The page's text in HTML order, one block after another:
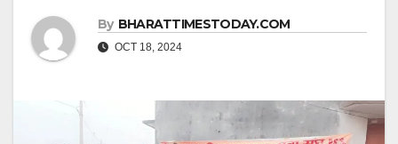
By BHARATTIMESTODAY.COM
OCT 18, 2024